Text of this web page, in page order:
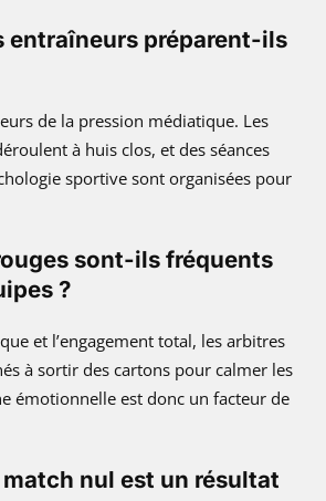
entraîneurs préparent-ils
de la pression médiatique. Les
à huis clos, et des séances
sportive sont organisées pour
sont-ils fréquents
?
et l’engagement total, les arbitres
à sortir des cartons pour calmer les
émotionnelle est donc un facteur de
match nul est un résultat